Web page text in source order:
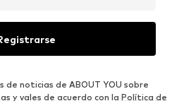
de noticias de ABOUT YOU sobre
y vales de acuerdo con la Política de